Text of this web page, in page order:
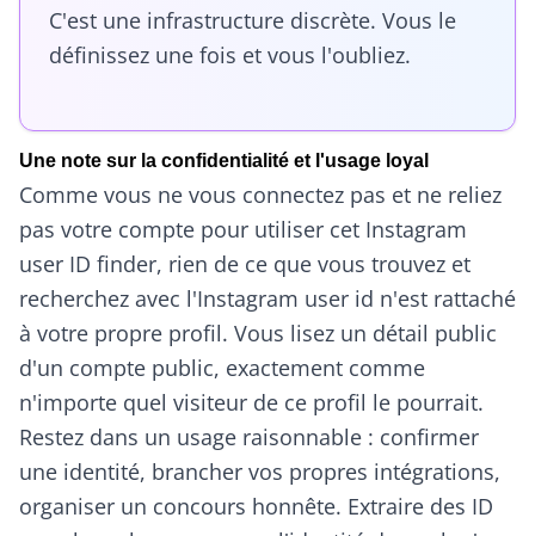
C'est une infrastructure discrète. Vous le
définissez une fois et vous l'oubliez.
Une note sur la confidentialité et l'usage loyal
Comme vous ne vous connectez pas et ne reliez
pas votre compte pour utiliser cet Instagram
user ID finder, rien de ce que vous trouvez et
recherchez avec l'Instagram user id n'est rattaché
à votre propre profil. Vous lisez un détail public
d'un compte public, exactement comme
n'importe quel visiteur de ce profil le pourrait.
Restez dans un usage raisonnable : confirmer
une identité, brancher vos propres intégrations,
organiser un concours honnête. Extraire des ID